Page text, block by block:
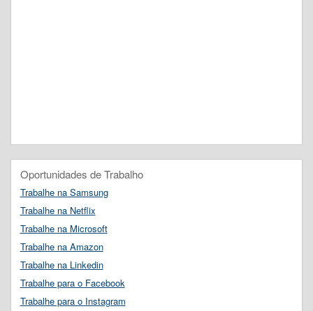
Oportunidades de Trabalho
Trabalhe na Samsung
Trabalhe na Netflix
Trabalhe na Microsoft
Trabalhe na Amazon
Trabalhe na Linkedin
Trabalhe para o Facebook
Trabalhe para o Instagram